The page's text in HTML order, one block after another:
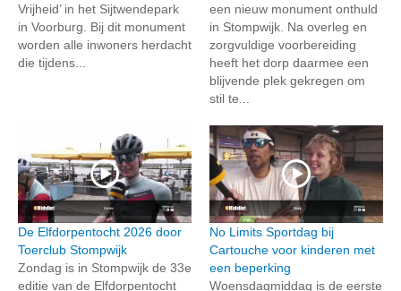
Vrijheid’ in het Sijtwendepark
in Voorburg. Bij dit monument
worden alle inwoners herdacht
die tijdens...
een nieuw monument onthuld
in Stompwijk. Na overleg en
zorgvuldige voorbereiding
heeft het dorp daarmee een
blijvende plek gekregen om
stil te...
De Elfdorpentocht 2026 door
Toerclub Stompwijk
Zondag is in Stompwijk de 33e
editie van de Elfdorpentocht
No Limits Sportdag bij
Cartouche voor kinderen met
een beperking
Woensdagmiddag is de eerste